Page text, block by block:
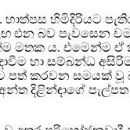
හිමිදිරියට
එන බව පැවසෙන
මතක ය. එමෙන්ම ඒ
හා සම්බන්ධ
පත් කරවන සමයක් වූ
දිළින්ඳාගේ පැල්පත